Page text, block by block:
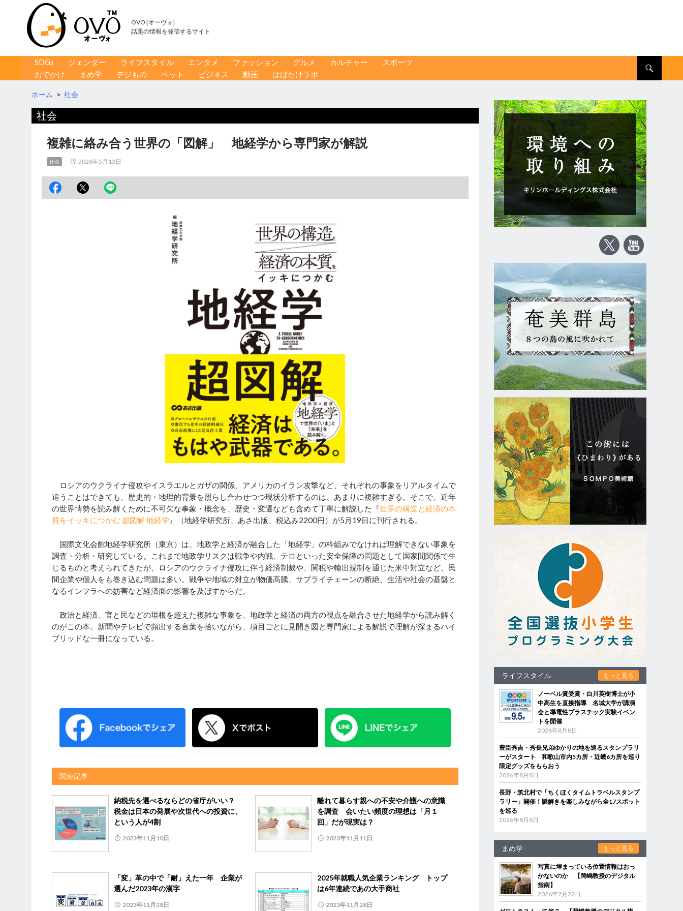
OVO [オーヴォ]
話題の情報を発信するサイト
コンテンツへ移動
SDGs ジェンダー ライフスタイル エンタメ ファッション グルメ カルチャー
スポーツ
おでかけ
まめ学 デジもの ペット ビジネス 動画 はばたけラボ
ホーム > 社会
社会
複雑に絡み合う世界の「図解」 地経学から専門家が解説
社会 2026年5月13日
ロシアのウクライナ侵攻やイスラエルとガザの関係、アメリカのイラン攻撃など、それぞれの事象をリアルタイムで
追うことはできても、歴史的・地理的背景を照らし合わせつつ現状分析するのは、あまりに複雑すぎる。そこで、近年
の世界情勢を読み解くために不可欠な事象・概念を、歴史・変遷なども含めて丁寧に解説した『世界の構造と経済の本
質をイッキにつかむ 超図解 地経学 』（地経学研究所、あさ出版、税込み2200円）が5月19日に刊行される。
国際文化会館地経学研究所（東京）は、地政学と経済が融合した「地経学」の枠組みでなければ理解できない事象を
調査・分析・研究している。これまで地政学リスクは戦争や内戦、テロといった安全保障の問題として国家間関係で生
じるものと考えられてきたが、ロシアのウクライナ侵攻に伴う経済制裁や、関税や輸出規制を通じた米中対立など、民
間企業や個人をも巻き込む問題は多い。戦争や地域の対立が物価高騰、サプライチェーンの断絶、生活や社会の基盤と
なるインフラへの妨害など経済面の影響を及ぼすからだ。
政治と経済、官と民などの垣根を超えた複雑な事象を、地政学と経済の両方の視点を融合させた地経学から読み解く
のがこの本。新聞やテレビで頻出する言葉を拾いながら、項目ごとに見開き図と専門家による解説で理解が深まるハイ
ブリッドな一冊になっている。
関連記事
納税先を選べるならどの省庁がいい？
税金は日本の発展や次世代への投資に、
という人が4割
2023年11月10日
離れて暮らす親への不安や介護への意識
を調査 会いたい頻度の理想は「月１
回」だが現実は？
2023年11月11日
「変」革の中で「耐」えた一年 企業が
選んだ2023年の漢字
2023年11月28日
2025年就職人気企業ランキング トップ
は6年連続であの大手商社
2023年11月28日
ライフスタイル もっと見る
ノーベル賞受賞・白川英樹博士が小
中高生を直接指導 名城大学が講演
会と導電性プラスチック実験イベン
トを開催
2026年8月8日
豊臣秀吉・秀長兄弟ゆかりの地を巡るスタンプラリ
ーがスタート 和歌山市内5カ所・近畿6カ所を巡り
限定グッズをもらおう
2026年8月8日
長野・筑北村で「ちくほくタイムトラベルスタンプ
ラリー」開催！謎解きを楽しみながら全17スポット
を巡る
2026年8月8日
まめ学 もっと見る
写真に埋まっている位置情報はおっ
かないのか 【岡嶋教授のデジタル
指南】
2026年7月22日